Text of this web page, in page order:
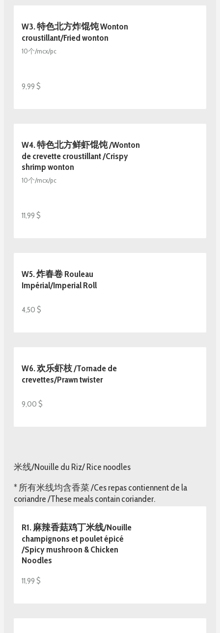
W3. 特色北方炸馄饨 Wonton
croustillant/Fried wonton
10个/mcx/pc
9,99 $
W4. 特色北方鲜虾馄饨 /Wonton
de crevette croustillant /Crispy
shrimp wonton
10个/mcx/pc
11,99 $
W5. 炸春卷 Rouleau
Impérial/Imperial Roll
4,50 $
W6. 欢乐虾枝 /Tornade de
crevettes/Prawn twister
9,00 $
米线/Nouille du Riz/ Rice noodles
* 所有米线均含香菜 /Ces repas contiennent de la
coriandre /These meals contain coriander.
R1. 麻辣香菇鸡丁米线/Nouille
champignons et poulet épicé
/Spicy mushroon & Chicken
Noodles
11,99 $